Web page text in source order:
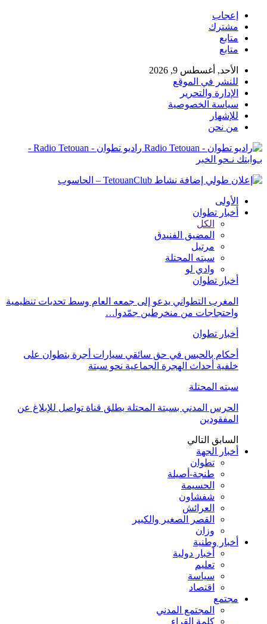
إعجاب
مشترك
متابع
متابع
الأحد, أغسطس 9, 2026
للنشر في الموقع
الإدارة والتحرير
سياسة الخصوصية
للإشهار
من نحن
راديو تطوان - Radio Tetouan -
بـوابتك نـحو الخبر
الأولى
أخبار تطوان
الكل
المضيق الفنيدق
مرتيل
سبته المحتلة
وادي لو
أخبار تطوان
المغرب التطواني يدعو إلى جمعه العام وسط تحديات تنظيمية
واحتجاجات من منخرطين جمّدوا…
أخبار تطوان
أحكام بالحبس في حق سائقي سيارات أجرة بتطوان على
خلفية أحداث الهجرة الجماعية نحو سبتة
سبته المحتلة
الحرس المدني بسبتة المحتلة يطلق قناة تواصل للإبلاغ عن
المفقودين
السابق التالي
أخبار الجهة
تطوان
طنجة-أصيلة
الحسيمة
شفشاون
العرائش
القصر الصغير والكبير
وزان
أخبار وطنية
أخبار دولية
تعليم
سياسة
اقتصاد
مجتمع
المجتمع المدني
كلمة القراء